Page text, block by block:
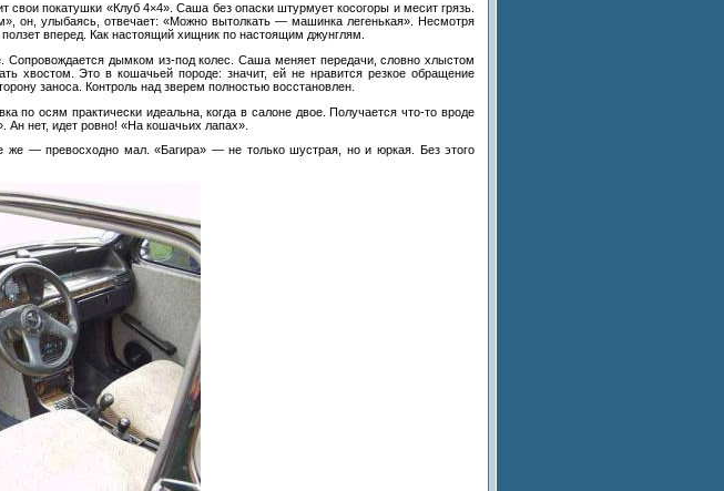
свои покатушки «Клуб 4×4». Саша без опаски штурмует косогоры и месит грязь.
», он, улыбаясь, отвечает: «Можно вытолкать —машинка легенькая» . Несмотря
вперед. Как настоящий хищник по настоящим джунглям.
Сопровождается дымком из-подколес. Саша меняет передачи, словно хлыстом
хвостом. Это в кошачьей породе: значит, ей не нравится резкое обращение
заноса. Контроль над зверем полностью восстановлен.
по осям практически идеальна, когда в салоне двое. Получаетсячто-то вроде
. Ан нет, идет ровно! «На кошачьих лапах»
же —превосходно мал.«Багира» —не только шустрая, но и юркая. Без этого